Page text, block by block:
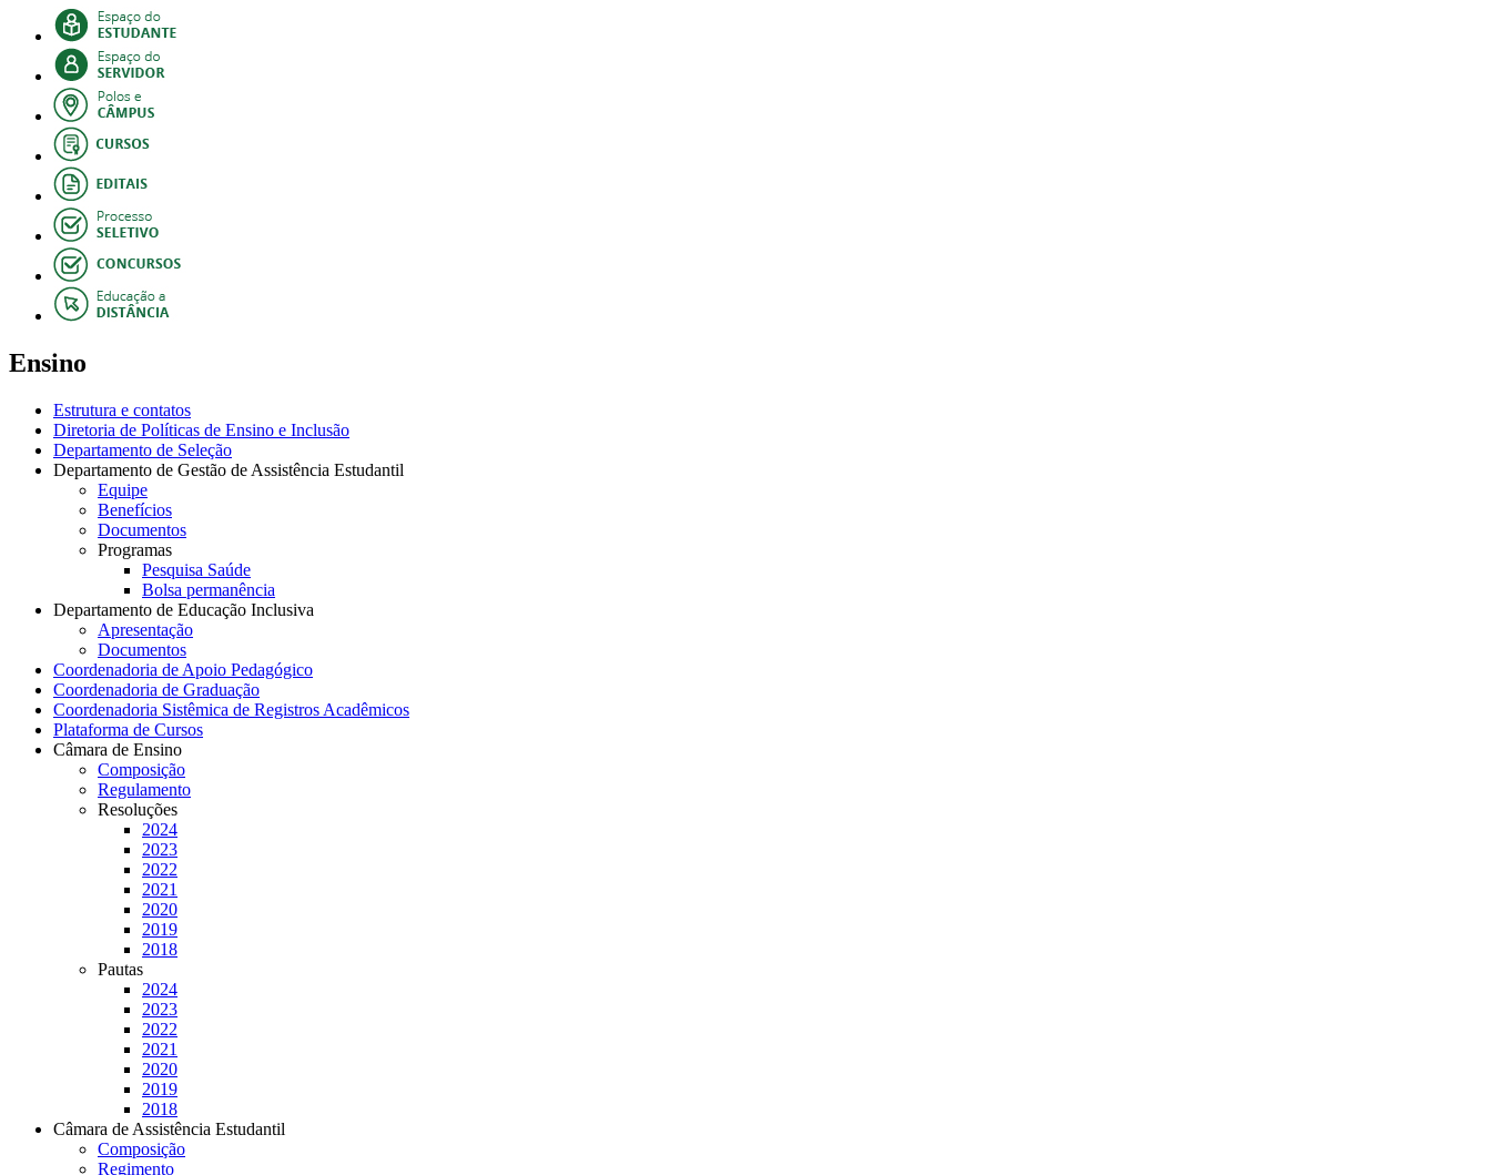
Ensino
Estrutura e contatos
Diretoria de Políticas de Ensino e Inclusão
Departamento de Seleção
Departamento de Gestão de Assistência Estudantil
Equipe
Benefícios
Documentos
Programas
Pesquisa Saúde
Bolsa permanência
Departamento de Educação Inclusiva
Apresentação
Documentos
Coordenadoria de Apoio Pedagógico
Coordenadoria de Graduação
Coordenadoria Sistêmica de Registros Acadêmicos
Plataforma de Cursos
Câmara de Ensino
Composição
Regulamento
Resoluções
2024
2023
2022
2021
2020
2019
2018
Pautas
2024
2023
2022
2021
2020
2019
2018
Câmara de Assistência Estudantil
Composição
Regimento